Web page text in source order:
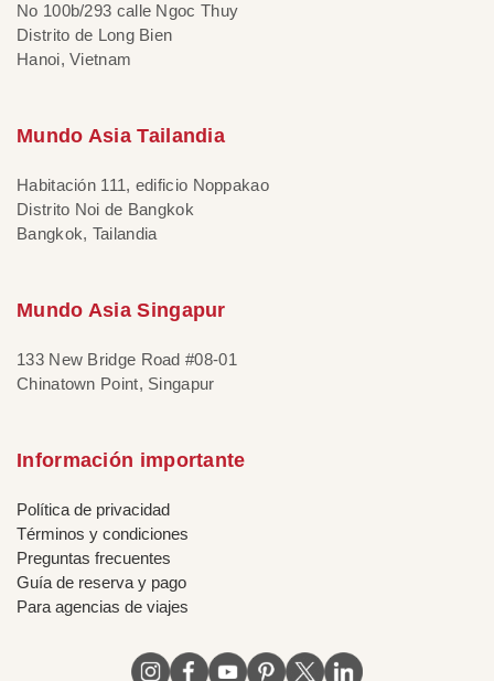
No 100b/293 calle Ngoc Thuy
Distrito de Long Bien
Hanoi, Vietnam
Mundo Asia Tailandia
Habitación 111, edificio Noppakao
Distrito Noi de Bangkok
Bangkok, Tailandia
Mundo Asia Singapur
133 New Bridge Road #08-01
Chinatown Point, Singapur
Información importante
Política de privacidad
Términos y condiciones
Preguntas frecuentes
Guía de reserva y pago
Para agencias de viajes